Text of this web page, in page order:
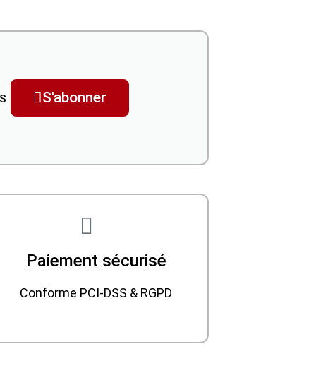
S'abonner
Paiement sécurisé
Conforme PCI-DSS & RGPD